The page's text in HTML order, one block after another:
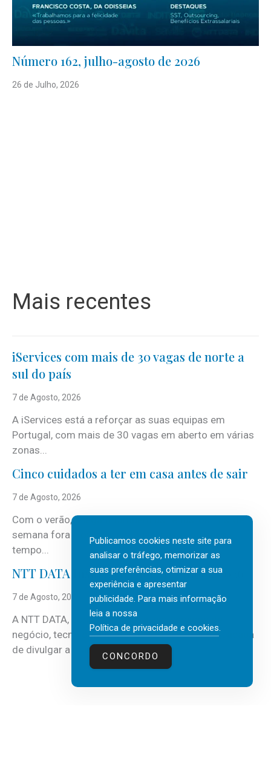
Número 162, julho-agosto de 2026
26 de Julho, 2026
Mais recentes
iServices com mais de 30 vagas de norte a
sul do país
7 de Agosto, 2026
A iServices está a reforçar as suas equipas em
Portugal, com mais de 30 vagas em aberto em várias
zonas...
Cinco cuidados a ter em casa antes de sair
7 de Agosto, 2026
Com o verão, chegam também as férias, os fins-de-
semana fora e os dias em que a casa fica mais
tempo...
NTT DATA Insurtech Global Outlook 2026
7 de Agosto, 2026
A NTT DATA, consultora global em serviços de
negócio, tecnologia e inteligência artificial (IA), acaba
de divulgar a mais recente...
Publicamos cookies neste site para
analisar o tráfego, memorizar as
suas preferências, otimizar a sua
experiência e apresentar
publicidade. Para mais informação
leia a nossa
Política de privacidade e cookies.
CONCORDO